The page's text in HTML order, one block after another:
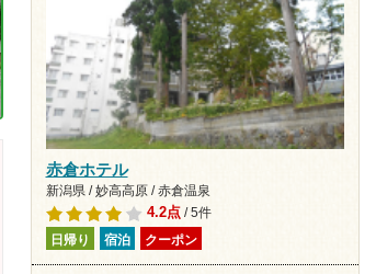
赤倉ホテル
新潟県 / 妙高高原 / 赤倉温泉
4.2点/ 5件
日帰り 宿泊 クーポン